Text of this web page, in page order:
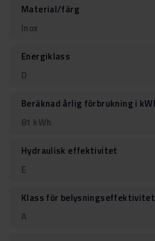
Material/färg
Inox
Energiklass
D
Beräknad årlig förbrukning i
81 kWh
Hydraulisk effektivitet
E
Klass för belysningseffektivitet
A